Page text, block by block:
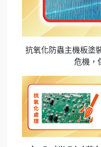
抗氧化防蟲主機板塗
危機，